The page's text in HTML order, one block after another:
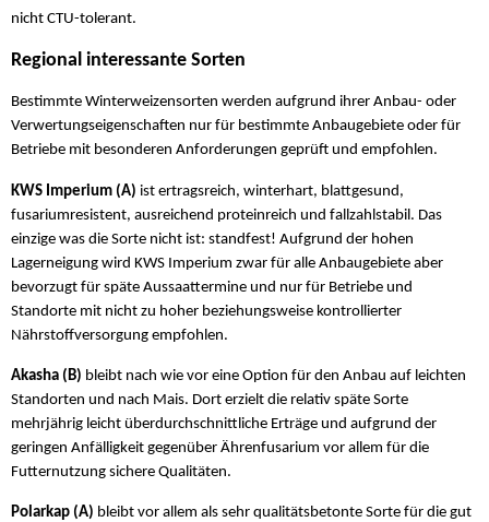
nicht CTU-tolerant.
Regional interessante Sorten
Bestimmte Winterweizensorten werden aufgrund ihrer Anbau- oder
Verwertungseigenschaften nur für bestimmte Anbaugebiete oder für
Betriebe mit besonderen Anforderungen geprüft und empfohlen.
KWS Imperium (A) ist ertragsreich, winterhart, blattgesund,
fusariumresistent, ausreichend proteinreich und fallzahlstabil. Das
einzige was die Sorte nicht ist: standfest! Aufgrund der hohen
Lagerneigung wird KWS Imperium zwar für alle Anbaugebiete aber
bevorzugt für späte Aussaattermine und nur für Betriebe und
Standorte mit nicht zu hoher beziehungsweise kontrollierter
Nährstoffversorgung empfohlen.
Akasha (B) bleibt nach wie vor eine Option für den Anbau auf leichten
Standorten und nach Mais. Dort erzielt die relativ späte Sorte
mehrjährig leicht überdurchschnittliche Erträge und aufgrund der
geringen Anfälligkeit gegenüber Ährenfusarium vor allem für die
Futternutzung sichere Qualitäten.
Polarkap (A) bleibt vor allem als sehr qualitätsbetonte Sorte für die gut